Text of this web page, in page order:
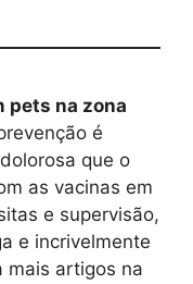
pets na zona
é
que o
as vacinas em
e supervisão,
e incrivelmente
mais artigos na